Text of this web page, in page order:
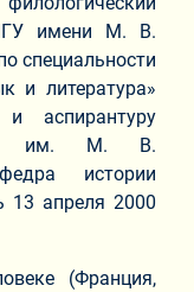
имени М. В.
специальности
и литература»
аспирантуру
им. М. В.
истории
13 апреля 2000
(Франция,